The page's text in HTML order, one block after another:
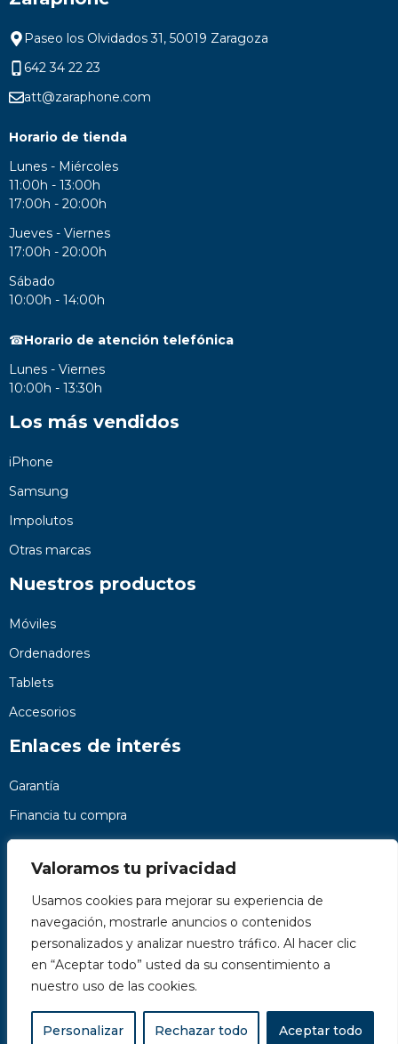
Valoramos tu privacidad
Usamos cookies para mejorar su experiencia de
navegación, mostrarle anuncios o contenidos
personalizados y analizar nuestro tráfico. Al hacer clic
en “Aceptar todo” usted da su consentimiento a
nuestro uso de las cookies.
Personalizar Rechazar todo Aceptar todo
Paseo los Olvidados 31, 50019 Zaragoza
642 34 22 23
att@zaraphone.com
Horario de tienda
Lunes - Miércoles
11:00h - 13:00h
17:00h - 20:00h
Jueves - Viernes
17:00h - 20:00h
Sábado
10:00h - 14:00h
☎Horario de atención telefónica
Lunes - Viernes
10:00h - 13:30h
Los más vendidos
iPhone
Samsung
Impolutos
Otras marcas
Nuestros productos
Móviles
Ordenadores
Tablets
Accesorios
Enlaces de interés
Garantía
Financia tu compra
Preguntas frecuentes
Nosotros
Contacto
Páginas legales
Kit Digital